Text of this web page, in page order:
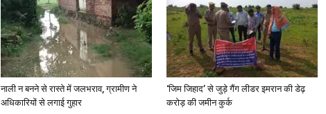
News
Paper
नाली न बनने से रास्ते में जलभराव, ग्रामीण ने
अधिकारियों से लगाई गुहार
‘जिम जिहाद’ से जुड़े गैंग लीडर इमरान की डेढ़
करोड़ की जमीन कुर्क